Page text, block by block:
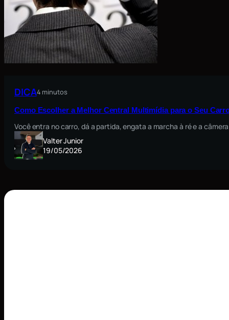
DICA4 minutos
Como Escolher a Melhor Central Multimídia para o Seu
Você entra no carro, dá a partida, engata a marcha à ré e a
Valter Junior
19/05/2026